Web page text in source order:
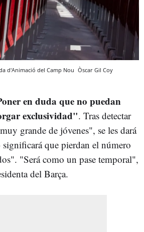
d'Animació del Camp Nou Òscar Gil Coy
en duda que no puedan
exclusividad". Tras detectar
grande de jóvenes", se les dará
que pierdan el número
"Será como un pase temporal",
del Barça.